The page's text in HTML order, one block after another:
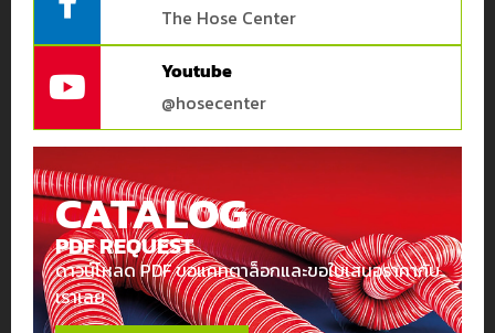
The Hose Center
Youtube
@hosecenter
CATALOG
PDF REQUEST
ดาวน์โหลด PDF ขอแคทตาล็อกและขอใบเสนอราคากับ
เราเลย
Yokohama
Price:2,490฿—7,705฿